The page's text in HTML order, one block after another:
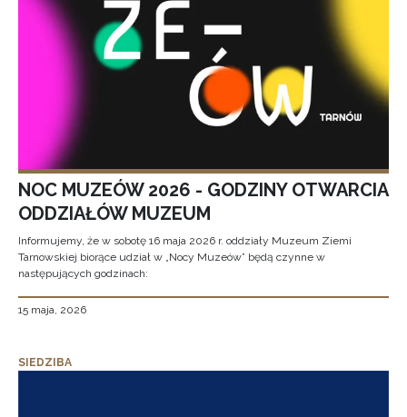
NOC MUZEÓW 2026 - GODZINY OTWARCIA
ODDZIAŁÓW MUZEUM
Informujemy, że w sobotę 16 maja 2026 r. oddziały Muzeum Ziemi
Tarnowskiej biorące udział w „Nocy Muzeów” będą czynne w
następujących godzinach:
15 maja, 2026
SIEDZIBA